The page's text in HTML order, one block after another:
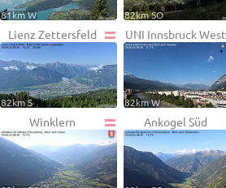
81km W 82km SO
Lienz Zettersfeld
82km S
UNI Innsbruck West
82km W
Winklern Ankogel Süd